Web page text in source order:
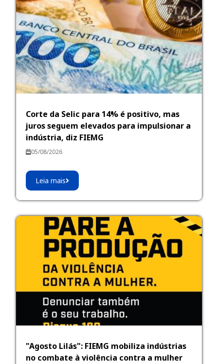
Corte da Selic para 14% é positivo, mas
juros seguem elevados para impulsionar a
indústria, diz FIEMG
05/08/2026
Leia mais
"Agosto Lilás": FIEMG mobiliza indústrias
no combate à violência contra a mulher